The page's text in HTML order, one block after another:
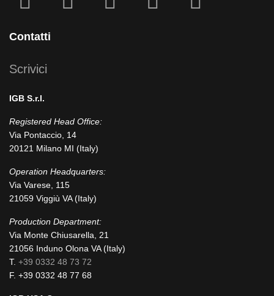
square
Contatti
Scrivici
IGB S.r.l.
Registered Head Office:
Via Pontaccio, 14
20121 Milano MI (Italy)
Operation Headquarters:
Via Varese, 115
21059 Viggiù VA (Italy)
Production Department:
Via Monte Chiusarella, 21
21056 Induno Olona VA (Italy)
T. +39 0332 48 73 72
F. +39 0332 48 77 68